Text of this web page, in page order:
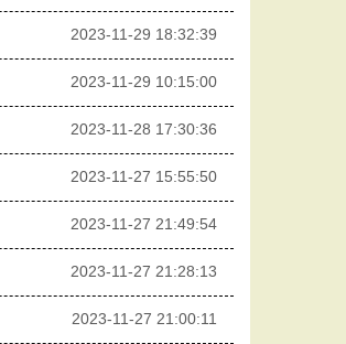
2023-11-29 18:32:39
2023-11-29 10:15:00
2023-11-28 17:30:36
2023-11-27 15:55:50
2023-11-27 21:49:54
2023-11-27 21:28:13
2023-11-27 21:00:11